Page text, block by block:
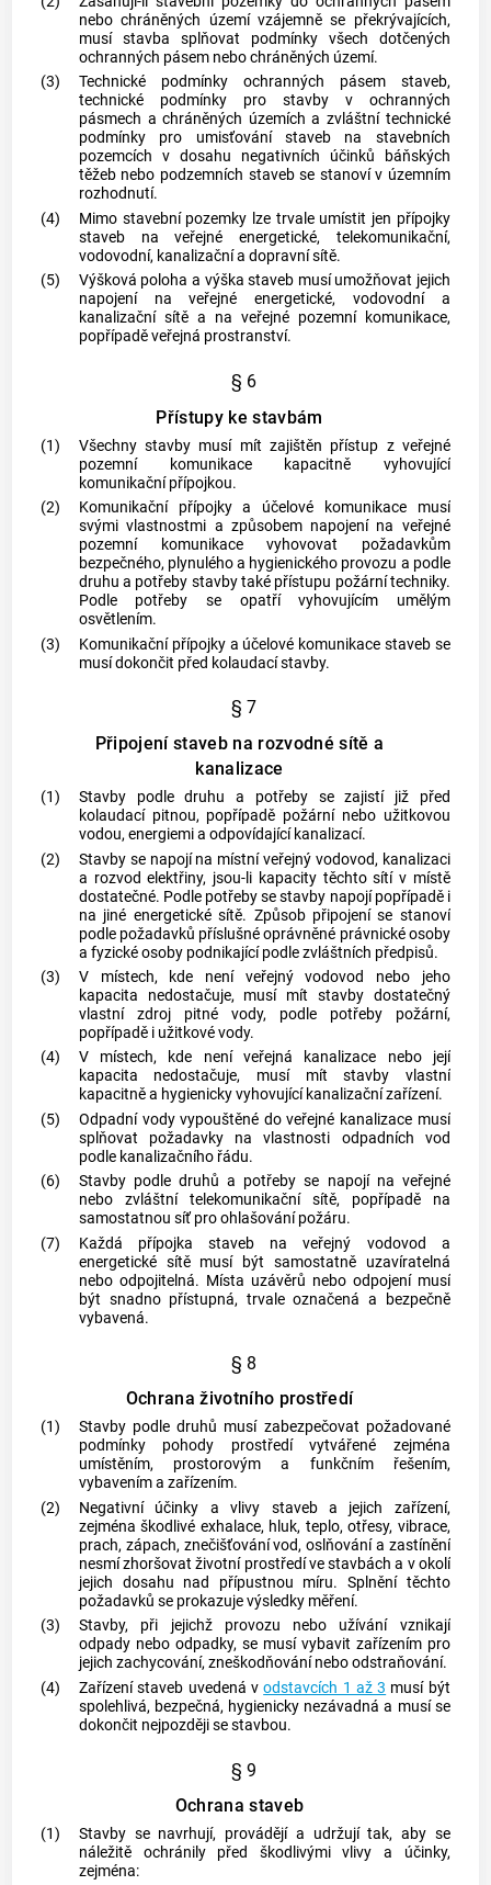
nebo chráněných území vzájemně se překrývajících,
musí stavba splňovat podmínky všech dotčených
ochranných pásem nebo chráněných území.
(3)
Technické podmínky ochranných pásem staveb,
technické podmínky pro stavby v ochranných
pásmech a chráněných územích a zvláštní technické
podmínky pro umisťování staveb na stavebních
pozemcích v dosahu negativních účinků báňských
těžeb nebo podzemních staveb se stanoví v územním
rozhodnutí.
(4)
Mimo stavební pozemky lze trvale umístit jen přípojky
staveb na veřejné energetické, telekomunikační,
vodovodní, kanalizační a dopravní sítě.
(5)
Výšková poloha a výška staveb musí umožňovat jejich
napojení na veřejné energetické, vodovodní a
kanalizační sítě a na veřejné pozemní komunikace,
popřípadě veřejná prostranství.
§ 6
Přístupy ke stavbám
(1)
Všechny stavby musí mít zajištěn přístup z veřejné
pozemní komunikace kapacitně vyhovující
komunikační přípojkou.
(2)
Komunikační přípojky a účelové komunikace musí
svými vlastnostmi a způsobem napojení na veřejné
pozemní komunikace vyhovovat požadavkům
bezpečného, plynulého a hygienického provozu a podle
druhu a potřeby stavby také přístupu požární techniky.
Podle potřeby se opatří vyhovujícím umělým
osvětlením.
(3)
Komunikační přípojky a účelové komunikace staveb se
musí dokončit před kolaudací stavby.
§ 7
Připojení staveb na rozvodné sítě a
kanalizace
(1)
Stavby podle druhu a potřeby se zajistí již před
kolaudací pitnou, popřípadě požární nebo užitkovou
vodou, energiemi a odpovídající kanalizací.
(2)
Stavby se napojí na místní veřejný vodovod, kanalizaci
a rozvod elektřiny, jsou-li kapacity těchto sítí v místě
dostatečné. Podle potřeby se stavby napojí popřípadě i
na jiné energetické sítě. Způsob připojení se stanoví
podle požadavků příslušné oprávněné právnické osoby
a fyzické osoby podnikající podle zvláštních předpisů.
(3)
V místech, kde není veřejný vodovod nebo jeho
kapacita nedostačuje, musí mít stavby dostatečný
vlastní zdroj pitné vody, podle potřeby požární,
popřípadě i užitkové vody.
(4)
V místech, kde není veřejná kanalizace nebo její
kapacita nedostačuje, musí mít stavby vlastní
kapacitně a hygienicky vyhovující kanalizační zařízení.
(5)
Odpadní vody vypouštěné do veřejné kanalizace musí
splňovat požadavky na vlastnosti odpadních vod
podle kanalizačního řádu.
(6)
Stavby podle druhů a potřeby se napojí na veřejné
nebo zvláštní telekomunikační sítě, popřípadě na
samostatnou síť pro ohlašování požáru.
(7)
Každá přípojka staveb na veřejný vodovod a
energetické sítě musí být samostatně uzavíratelná
nebo odpojitelná. Místa uzávěrů nebo odpojení musí
být snadno přístupná, trvale označená a bezpečně
vybavená.
§ 8
Ochrana životního prostředí
(1)
Stavby podle druhů musí zabezpečovat požadované
podmínky pohody prostředí vytvářené zejména
umístěním, prostorovým a funkčním řešením,
vybavením a zařízením.
(2)
Negativní účinky a vlivy staveb a jejich zařízení,
zejména škodlivé exhalace, hluk, teplo, otřesy, vibrace,
prach, zápach, znečišťování vod, oslňování a zastínění
nesmí zhoršovat životní prostředí ve stavbách a v okolí
jejich dosahu nad přípustnou míru. Splnění těchto
požadavků se prokazuje výsledky měření.
(3)
Stavby, při jejichž provozu nebo užívání vznikají
odpady nebo odpadky, se musí vybavit zařízením pro
jejich zachycování, zneškodňování nebo odstraňování.
(4)
Zařízení staveb uvedená vodstavcích 1 až 3 musí být
spolehlivá, bezpečná, hygienicky nezávadná a musí se
dokončit nejpozději se stavbou.
§ 9
Ochrana staveb
(1)
Stavby se navrhují, provádějí a udržují tak, aby se
náležitě ochránily před škodlivými vlivy a účinky,
zejména: